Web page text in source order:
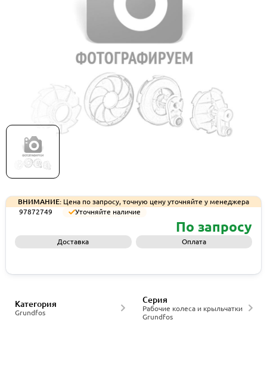
Рабочее колесо Grundfos IMP/WR 4123-250CLC
RH CI/420SS, артикул 97872749
ВНИМАНИЕ: Цена по запросу, точную цену уточняйте у менеджера
97872749
Уточняйте наличие
По запросу
Доставка Оплата
Grundfos
Категория
Рабочие колеса и крыльчатки
Grundfos
Серия